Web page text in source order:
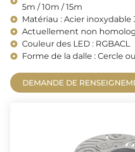
5m / 10m / 15m
Matériau : Acier inoxydable
Actuellement non
Couleur des LED : RGBACL
Forme de la dalle : Cercle
DEMANDE DE